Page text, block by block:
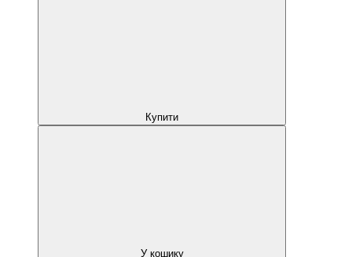
Купити
У кошику